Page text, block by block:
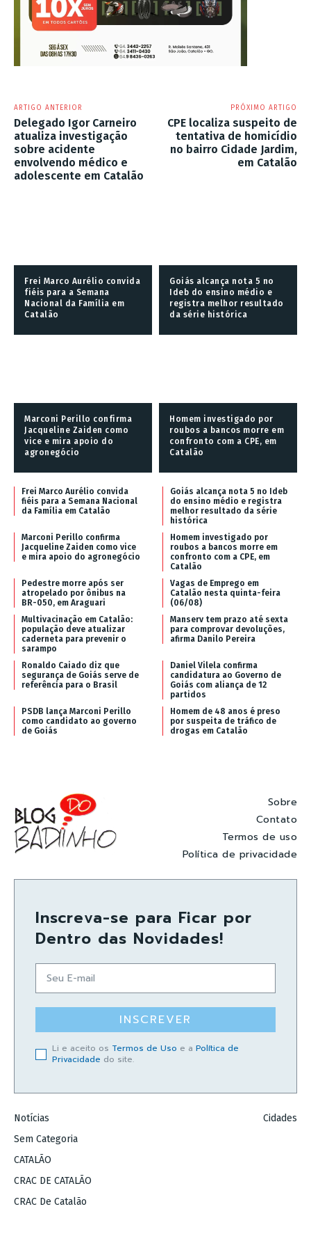
ARTIGO ANTERIOR
Delegado Igor Carneiro
atualiza investigação
sobre acidente
envolvendo médico e
adolescente em Catalão
PRÓXIMO ARTIGO
CPE localiza suspeito de
tentativa de homicídio
no bairro Cidade Jardim,
em Catalão
Frei Marco Aurélio convida
fiéis para a Semana
Nacional da Família em
Catalão
Goiás alcança nota 5 no
Ideb do ensino médio e
registra melhor resultado
da série histórica
Marconi Perillo confirma
Jacqueline Zaiden como
vice e mira apoio do
agronegócio
Homem investigado por
roubos a bancos morre em
confronto com a CPE, em
Catalão
Frei Marco Aurélio convida
fiéis para a Semana Nacional
da Família em Catalão
Goiás alcança nota 5 no Ideb
do ensino médio e registra
melhor resultado da série
histórica
Marconi Perillo confirma
Jacqueline Zaiden como vice
e mira apoio do agronegócio
Homem investigado por
roubos a bancos morre em
confronto com a CPE, em
Catalão
Pedestre morre após ser
atropelado por ônibus na
BR-050, em Araguari
Vagas de Emprego em
Catalão nesta quinta-feira
(06/08)
Multivacinação em Catalão:
população deve atualizar
caderneta para prevenir o
sarampo
Manserv tem prazo até sexta
para comprovar devoluções,
afirma Danilo Pereira
Ronaldo Caiado diz que
segurança de Goiás serve de
referência para o Brasil
Daniel Vilela confirma
candidatura ao Governo de
Goiás com aliança de 12
partidos
PSDB lança Marconi Perillo
como candidato ao governo
de Goiás
Homem de 48 anos é preso
por suspeita de tráfico de
drogas em Catalão
Sobre
Contato
Termos de uso
Política de privacidade
Inscreva-se para Ficar por
Dentro das Novidades!
INSCREVER
Li e aceito os Termos de Uso e a Política de
Privacidade do site.
Notícias
Sem Categoria
CATALÃO
CRAC DE CATALÃO
CRAC De Catalão
Cidades